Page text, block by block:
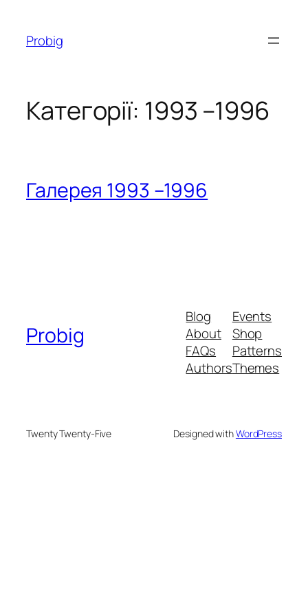
вмісту
Probig
Категорії: 1993 –1996
Галерея 1993 –1996
Probig
Blog
About
FAQs
Authors
Events
Shop
Patterns
Themes
Twenty Twenty-Five Designed withWordPress